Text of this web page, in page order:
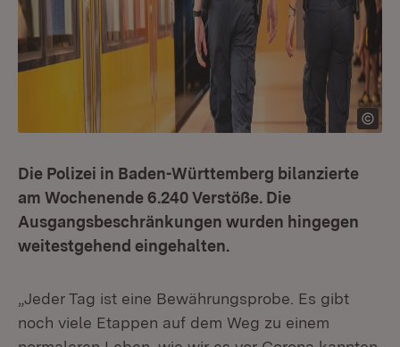
Die Polizei in Baden-Württemberg bilanzierte
am Wochenende 6.240 Verstöße. Die
Ausgangsbeschränkungen wurden hingegen
weitestgehend eingehalten.
„Jeder Tag ist eine Bewährungsprobe. Es gibt
noch viele Etappen auf dem Weg zu einem